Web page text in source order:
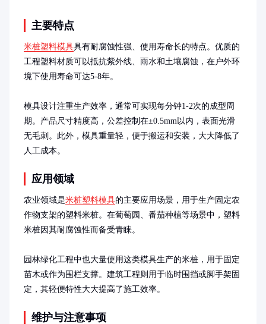
主要特点
米桩塑料模具具有耐腐蚀性强、使用寿命长的特点。优质的
工程塑料材质可以抵抗紫外线、雨水和土壤腐蚀，在户外环
境下使用寿命可达5-8年。
模具设计注重生产效率，通常可实现每分钟1-2次的成型周
期。产品尺寸精度高，公差控制在±0.5mm以内，表面光滑
无毛刺。此外，模具重量轻，便于搬运和安装，大大降低了
人工成本。
应用领域
农业领域是米桩塑料模具的主要应用场景，用于生产固定农
作物支架的塑料米桩。在葡萄园、番茄种植等场景中，塑料
米桩因其耐腐蚀性而备受青睐。
园林绿化工程中也大量使用这类模具生产的米桩，用于固定
苗木或作为围栏支撑。建筑工程则用于临时围挡或脚手架固
定，其轻便特性大大提高了施工效率。
维护与注意事项